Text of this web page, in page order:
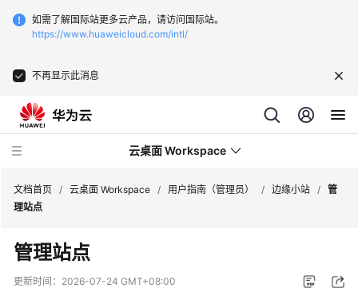
如需了解国际站更多云产品，请访问国际站。
https://www.huaweicloud.com/intl/
不再显示此消息
云桌面 Workspace
新
动
文档首页 / 云桌面 Workspace / 用户指南（管理员） / 边缘小站 / 管
理站点
管理站点
更新时间： 2026-07-24 GMT+08:00